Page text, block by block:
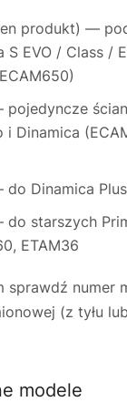
produkt) —
S EVO / Class /
i Dinamica
Dinamica
starszych
ETAM36
sprawdź numer
(z tyłu
modele